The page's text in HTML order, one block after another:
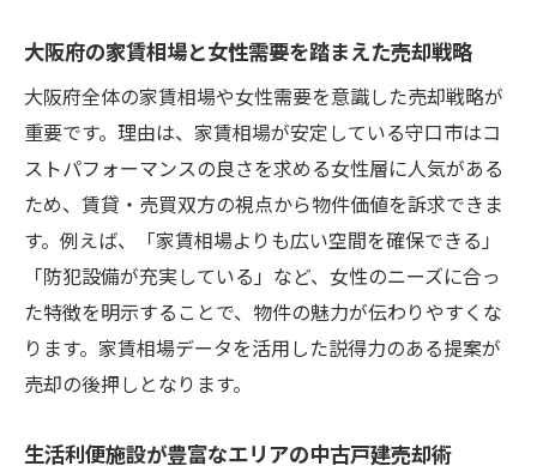
大阪府の家賃相場と女性需要を踏まえた売却戦略
大阪府全体の家賃相場や女性需要を意識した売却戦略が
重要です。理由は、家賃相場が安定している守口市はコ
ストパフォーマンスの良さを求める女性層に人気がある
ため、賃貸・売買双方の視点から物件価値を訴求できま
す。例えば、「家賃相場よりも広い空間を確保できる」
「防犯設備が充実している」など、女性のニーズに合っ
た特徴を明示することで、物件の魅力が伝わりやすくな
ります。家賃相場データを活用した説得力のある提案が
売却の後押しとなります。
生活利便施設が豊富なエリアの中古戸建売却術